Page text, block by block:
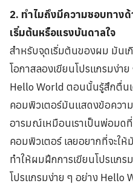
2. ทำไมถึงมีความชอบทาง
เริ่มต้นหรือแรงบันดาลใจ
สำหรับจุดเริ่มต้นของผม มัน
โอกาสลองเขียนโปรแกรมง่า
Hello World ตอนนั้นรู้สึกตื่น
คอมพิวเตอร์มันแสดงข้อควา
อารมณ์เหมือนเราเป็นพ่อมดที่
คอมพิวเตอร์ เลยอยากที่จะใ
ทำให้ผมฝึกการเขียนโปรแกร
โปรแกรมง่าย ๆ อย่าง Hello